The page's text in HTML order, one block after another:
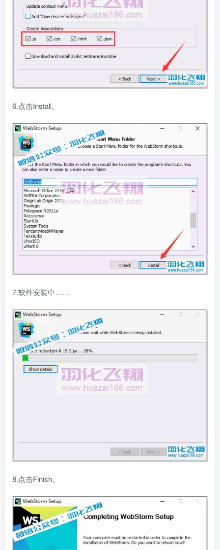
6.点击Install。
7.软件安装中……
8.点击Finish。